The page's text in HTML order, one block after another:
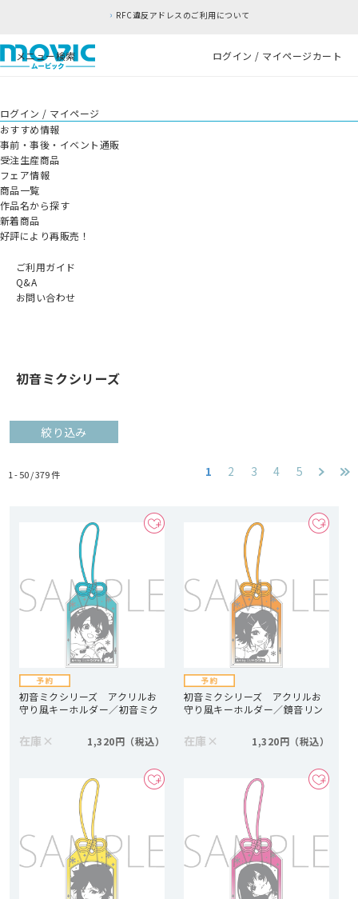
RFC違反アドレスのご利用について
メニュー検索 ログイン / マイページカート
ログイン / マイページ
おすすめ情報
事前・事後・イベント通販
受注生産商品
フェア情報
商品一覧
作品名から探す
新着商品
好評により再販売！
ご利用ガイド
Q&A
お問い合わせ
初音ミクシリーズ
絞り込み
1 - 50 /379件 1 2 3 4 5
初音ミクシリーズ アクリルお
守り風キーホルダー／初音ミク
在庫 × 1,320円
初音ミクシリーズ アクリルお
守り風キーホルダー／鏡音リン
在庫 × 1,320円